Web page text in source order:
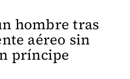
hombre tras
aéreo sin
príncipe